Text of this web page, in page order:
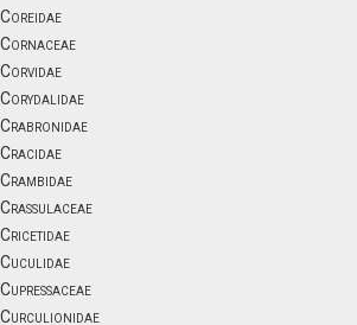
Coreidae
Cornaceae
Corvidae
Corydalidae
Crabronidae
Cracidae
Crambidae
Crassulaceae
Cricetidae
Cuculidae
Cupressaceae
Curculionidae